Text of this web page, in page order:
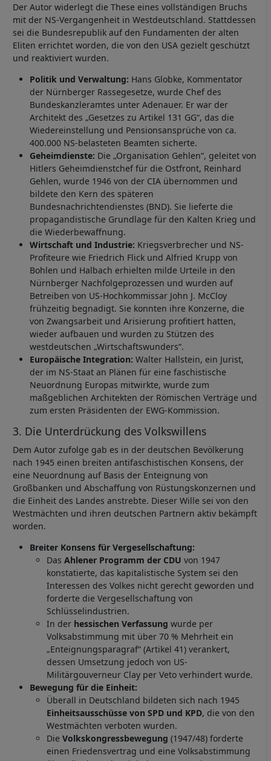
Der Autor widerlegt die These eines vollständigen Bruchs
mit der NS-Vergangenheit in Westdeutschland. Stattdessen
sei die Bundesrepublik auf den Fundamenten der alten
Eliten errichtet worden, die von den USA gezielt geschützt
und reaktiviert wurden.
Politik und Verwaltung: Hans Globke, Kommentator
der Nürnberger Rassegesetze, wurde Chef des
Bundeskanzleramtes unter Adenauer. Er war der
Architekt des „Gesetzes zu Artikel 131 GG“, das die
Wiedereinstellung und Pensionsansprüche von ca.
400.000 NS-belasteten Beamten sicherte.
Geheimdienste: Die „Organisation Gehlen“, geleitet von
Hitlers Geheimdienstchef für die Ostfront, Reinhard
Gehlen, wurde 1946 von der CIA übernommen und
bildete den Kern des späteren
Bundesnachrichtendienstes (BND). Sie lieferte die
propagandistische Grundlage für den Kalten Krieg und
die Wiederbewaffnung.
Wirtschaft und Industrie: Kriegsverbrecher und NS-
Profiteure wie Friedrich Flick und Alfried Krupp von
Bohlen und Halbach erhielten milde Urteile in den
Nürnberger Nachfolgeprozessen und wurden auf
Betreiben von US-Hochkommissar John J. McCloy
frühzeitig begnadigt. Sie konnten ihre Konzerne, die
von Zwangsarbeit und Arisierung profitiert hatten,
wieder aufbauen und wurden zu Stützen des
westdeutschen „Wirtschaftswunders“.
Europäische Integration: Walter Hallstein, ein Jurist,
der im NS-Staat an Plänen für eine faschistische
Neuordnung Europas mitwirkte, wurde zum
maßgeblichen Architekten der Römischen Verträge und
zum ersten Präsidenten der EWG-Kommission.
3. Die Unterdrückung des Volkswillens
Dem Autor zufolge gab es in der deutschen Bevölkerung
nach 1945 einen breiten antifaschistischen Konsens, der
eine Neuordnung auf Basis der Enteignung von
Großbanken und Abschaffung von Rüstungskonzernen und
die Einheit des Landes anstrebte. Dieser Wille sei von den
Westmächten und ihren deutschen Partnern aktiv bekämpft
worden.
Breiter Konsens für Vergesellschaftung:
Das Ahlener Programm der CDU von 1947
konstatierte, das kapitalistische System sei den
Interessen des Volkes nicht gerecht geworden und
forderte die Vergesellschaftung von
Schlüsselindustrien.
In der hessischen Verfassung wurde per
Volksabstimmung mit über 70 % Mehrheit ein
„Enteignungsparagraf“ (Artikel 41) verankert,
dessen Umsetzung jedoch von US-
Militärgouverneur Clay per Veto verhindert wurde.
Bewegung für die Einheit:
Überall in Deutschland bildeten sich nach 1945
Einheitsausschüsse von SPD und KPD, die von den
Westmächten verboten wurden.
Die Volkskongressbewegung (1947/48) forderte
einen Friedensvertrag und eine Volksabstimmung